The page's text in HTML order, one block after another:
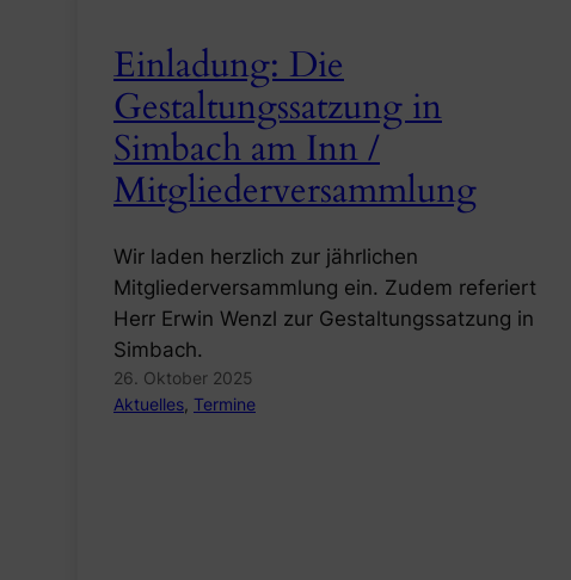
Einladung: Die
Gestaltungssatzung in
Simbach am Inn /
Mitgliederversammlung
Wir laden herzlich zur jährlichen
Mitgliederversammlung ein. Zudem referiert
Herr Erwin Wenzl zur Gestaltungssatzung in
Simbach.
26. Oktober 2025
Aktuelles Termine